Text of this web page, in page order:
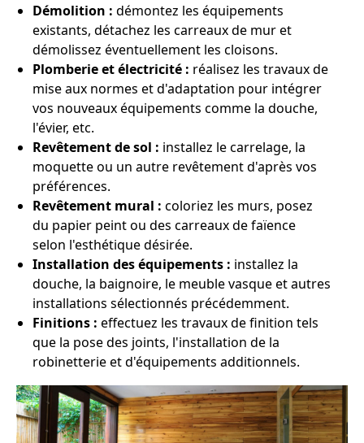
Démolition : démontez les équipements
existants, détachez les carreaux de mur et
démolissez éventuellement les cloisons.
Plomberie et électricité : réalisez les travaux de
mise aux normes et d'adaptation pour intégrer
vos nouveaux équipements comme la douche,
l'évier, etc.
Revêtement de sol : installez le carrelage, la
moquette ou un autre revêtement d'après vos
préférences.
Revêtement mural : coloriez les murs, posez
du papier peint ou des carreaux de faïence
selon l'esthétique désirée.
Installation des équipements : installez la
douche, la baignoire, le meuble vasque et autres
installations sélectionnés précédemment.
Finitions : effectuez les travaux de finition tels
que la pose des joints, l'installation de la
robinetterie et d'équipements additionnels.